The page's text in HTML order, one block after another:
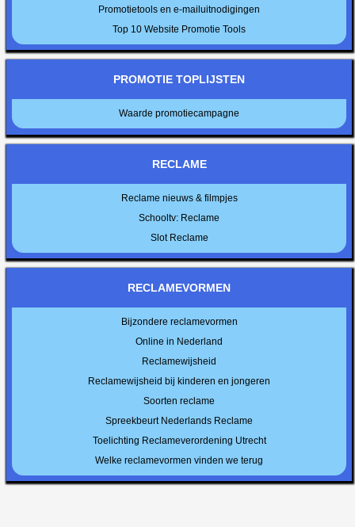
Promotietools en e-mailuitnodigingen
Top 10 Website Promotie Tools
PROMOTIE TOPLIJSTEN
Waarde promotiecampagne
RECLAME
Reclame nieuws & filmpjes
Schooltv: Reclame
Slot Reclame
RECLAMEVORMEN
Bijzondere reclamevormen
Online in Nederland
Reclamewijsheid
Reclamewijsheid bij kinderen en jongeren
Soorten reclame
Spreekbeurt Nederlands Reclame
Toelichting Reclameverordening Utrecht
Welke reclamevormen vinden we terug